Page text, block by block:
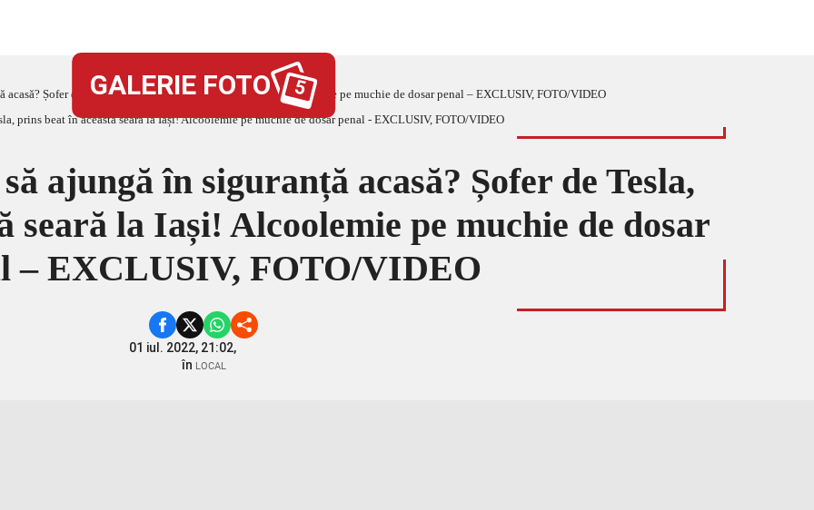
acasă? Șofer de Tesla, prins beat în această seară la Iași! Alcoolemie pe muchie de dosar penal – EXCLUSIV, FOTO/VIDEO
GALERIE FOTO 5
ajungă în siguranță acasă? Șofer de Tesla,
seară la Iași! Alcoolemie pe muchie de dosar
– EXCLUSIV, FOTO/VIDEO
01 iul. 2022, 21:02,
în LOCAL